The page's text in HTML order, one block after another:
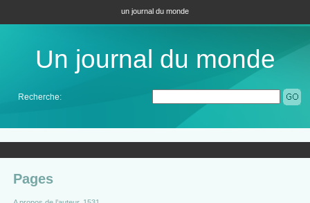
un journal du monde
Un journal du monde
Recherche:
Pages